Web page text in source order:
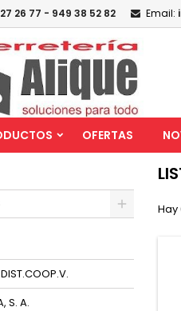
26 77 - 949 38 52 82 Email:
OFERTAS
S. A.